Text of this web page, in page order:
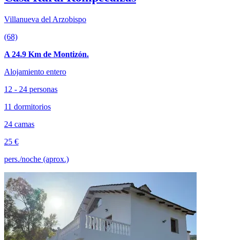
Villanueva del Arzobispo
(68)
A 24.9 Km de Montizón.
Alojamiento entero
12 - 24 personas
11 dormitorios
24 camas
25 €
pers./noche (aprox.)